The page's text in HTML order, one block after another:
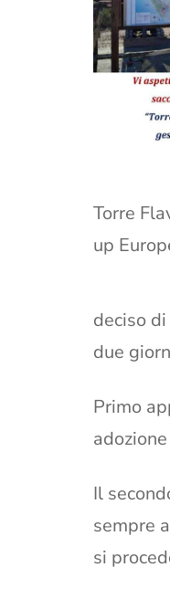
Torre
up
deciso
due
Primo
Il
sempre
si